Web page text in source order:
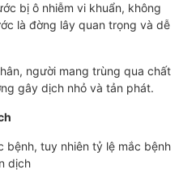
bị ô nhiễm vi khuẩn, không
là đ­­ờng lây quan trọng và dễ
ng­­ười mang trùng qua chất
gây dịch nhỏ và tản phát.
bệnh, tuy nhiên tỷ lệ mắc bệnh
dịch